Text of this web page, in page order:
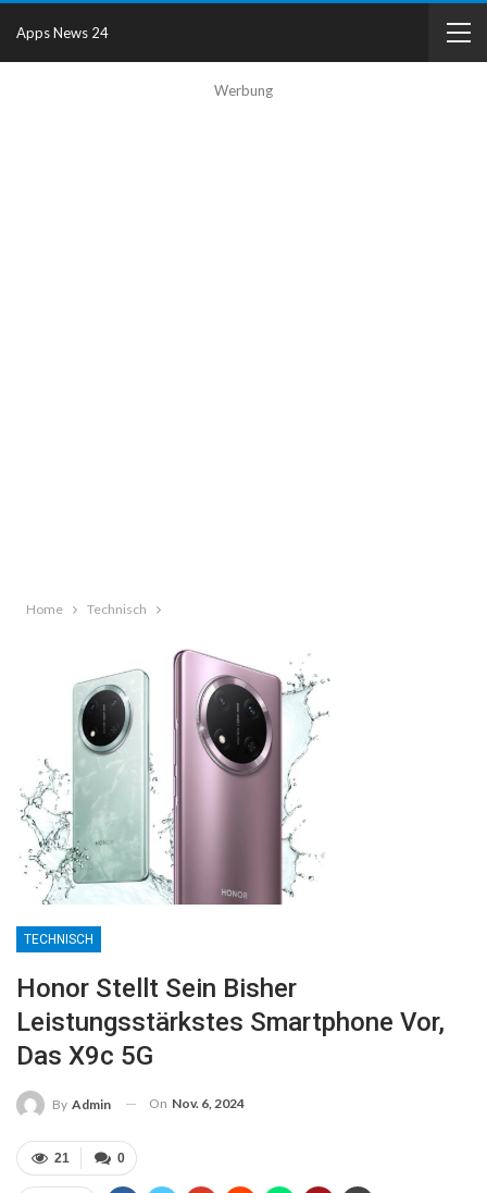
Werbung
Apps News 24
Home Technisch
TECHNISCH
Honor Stellt Sein Bisher
Leistungsstärkstes Smartphone Vor,
Das X9c 5G
By Admin On Nov. 6, 2024
0
21